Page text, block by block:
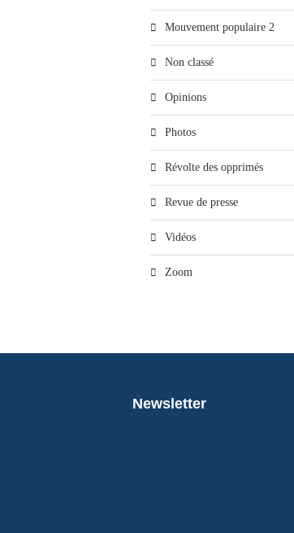
Mouvement populaire 2
Non classé
Opinions
Photos
Révolte des opprimés
Revue de presse
Vidéos
Zoom
Newsletter